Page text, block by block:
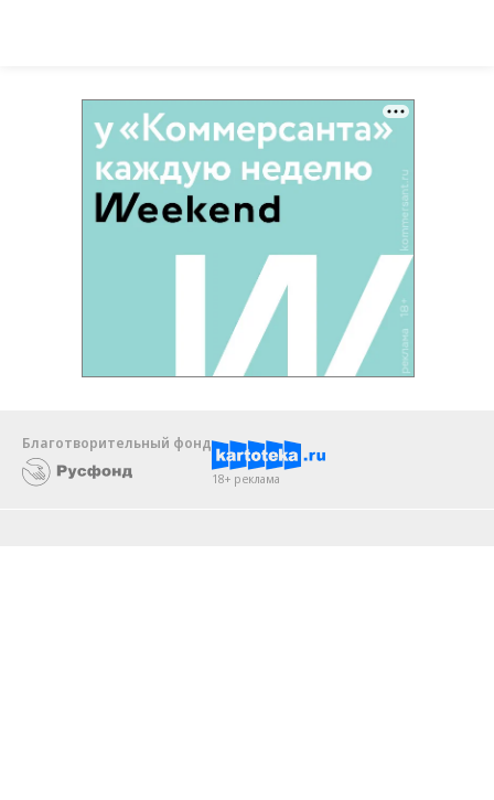
Благотворительный фонд
18+ реклама